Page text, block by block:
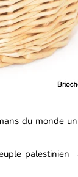
du monde
palestinien